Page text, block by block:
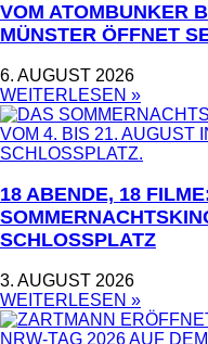
VOM ATOMBUNKER
MÜNSTER ÖFFNET
6. AUGUST 2026
WEITERLESEN »
18 ABENDE, 18 FILME:
OMMERNACHTSKINO
CHLOSSPLATZ
3. AUGUST 2026
WEITERLESEN »